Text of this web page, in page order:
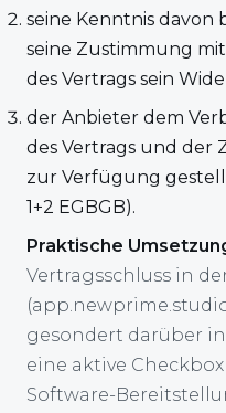
seine Kenntnis davon
seine Zustimmung
des Vertrags sein
der Anbieter dem
des Vertrags und der
zur Verfügung gestellt
1+2 EGBGB).
Praktische
Vertragsschluss in
gesondert darüber
eine aktive
Software-